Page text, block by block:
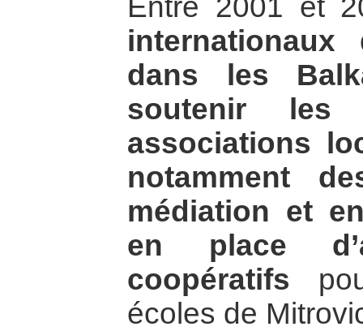
Entre 2001 et
internationaux
dans les
soutenir
associations
notamment
médiation et
en place
coopératifs
écoles de